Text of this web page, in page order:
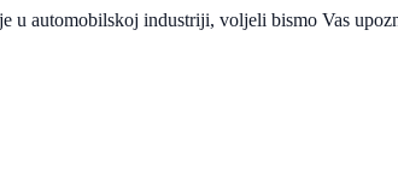
automobilskoj industriji, voljeli bismo Vas